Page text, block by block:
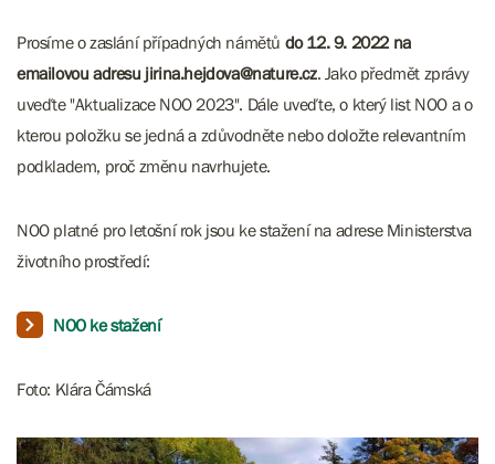
Prosíme o zaslání případných námětů do 12. 9. 2022 na
emailovou adresu jirina.hejdova@nature.cz. Jako předmět zprávy
uveďte "Aktualizace NOO 2023". Dále uveďte, o který list NOO a o
kterou položku se jedná a zdůvodněte nebo doložte relevantním
podkladem, proč změnu navrhujete.
NOO platné pro letošní rok jsou ke stažení na adrese Ministerstva
životního prostředí:
NOO ke stažení
Foto: Klára Čámská